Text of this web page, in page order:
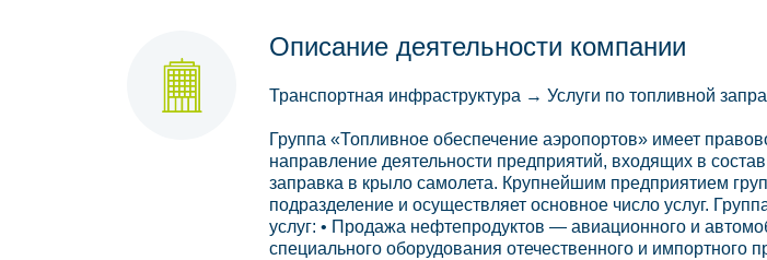
Описание деятельности компании
Транспортная инфраструктура → Услуги по топливной
Группа «Топливное обеспечение аэропортов» имеет
направление деятельности предприятий, входящих в
заправка в крыло самолета. Крупнейшим предприятием
подразделение и осуществляет основное число услуг.
услуг: • Продажа нефтепродуктов — авиационного и
специального оборудования отечественного и